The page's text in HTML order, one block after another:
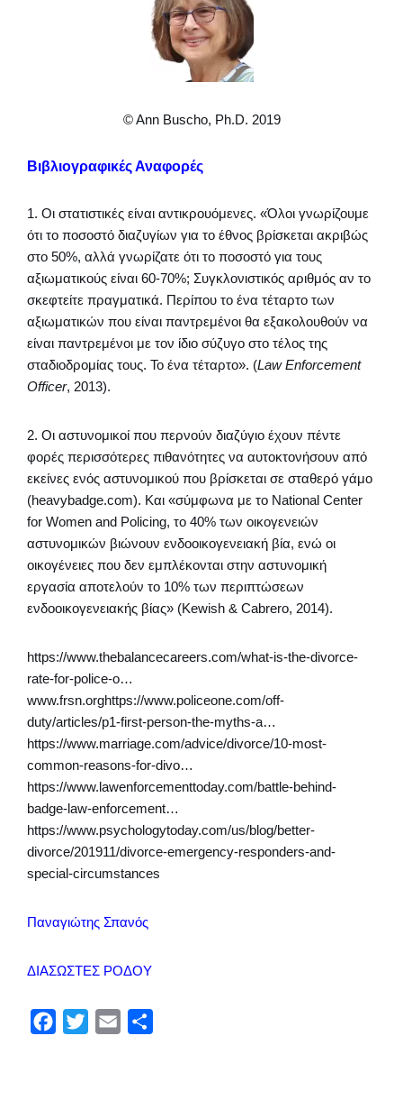
© Ann Buscho, Ph.D. 2019
Βιβλιογραφικές Αναφορές
1. Οι στατιστικές είναι αντικρουόμενες. «Όλοι γνωρίζουμε
ότι το ποσοστό διαζυγίων για το έθνος βρίσκεται ακριβώς
στο 50%, αλλά γνωρίζατε ότι το ποσοστό για τους
αξιωματικούς είναι 60-70%; Συγκλονιστικός αριθμός αν το
σκεφτείτε πραγματικά. Περίπου το ένα τέταρτο των
αξιωματικών που είναι παντρεμένοι θα εξακολουθούν να
είναι παντρεμένοι με τον ίδιο σύζυγο στο τέλος της
σταδιοδρομίας τους. Το ένα τέταρτο». (Law Enforcement
Officer, 2013).
2. Οι αστυνομικοί που περνούν διαζύγιο έχουν πέντε
φορές περισσότερες πιθανότητες να αυτοκτονήσουν από
εκείνες ενός αστυνομικού που βρίσκεται σε σταθερό γάμο
(heavybadge.com). Και «σύμφωνα με το National Center
for Women and Policing, το 40% των οικογενειών
αστυνομικών βιώνουν ενδοοικογενειακή βία, ενώ οι
οικογένειες που δεν εμπλέκονται στην αστυνομική
εργασία αποτελούν το 10% των περιπτώσεων
ενδοοικογενειακής βίας» (Kewish & Cabrero, 2014).
https://www.thebalancecareers.com/what-is-the-divorce-
rate-for-police-o…
www.frsn.orghttps://www.policeone.com/off-
duty/articles/p1-first-person-the-myths-a…
https://www.marriage.com/advice/divorce/10-most-
common-reasons-for-divo…
https://www.lawenforcementtoday.com/battle-behind-
badge-law-enforcement…
https://www.psychologytoday.com/us/blog/better-
divorce/201911/divorce-emergency-responders-and-
special-circumstances
Παναγιώτης Σπανός
ΔΙΑΣΩΣΤΕΣ ΡΟΔΟΥ